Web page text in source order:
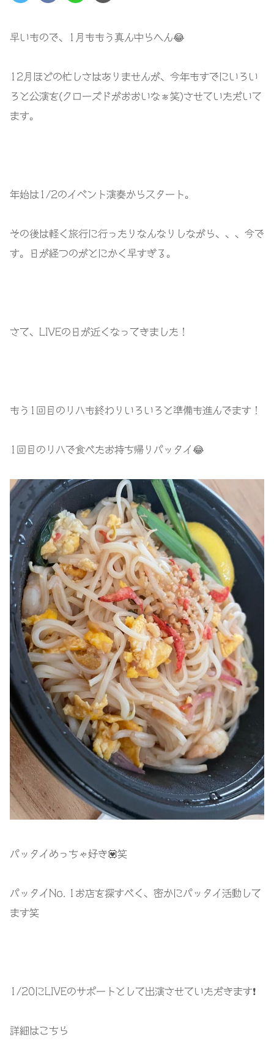
早いもので、1月ももう真ん中らへん😂
12月ほどの忙しさはありませんが、今年もすでにいろい
ろと公演を(クローズドがおおいなぁ笑)させていただいて
ます。
年始は1/2のイベント演奏からスタート。
その後は軽く旅行に行ったりなんなりしながら、、、今で
す。日が経つのがとにかく早すぎる。
さて、LIVEの日が近くなってきました！
もう1回目のリハも終わりいろいろと準備も進んでます！
1回目のリハで食べたお持ち帰りパッタイ😂
パッタイめっちゃ好き💟笑
パッタイNo. 1お店を探すべく、密かにパッタイ活動して
ます笑
1/20にLIVEのサポートとして出演させていただきます❗️
詳細はこちら